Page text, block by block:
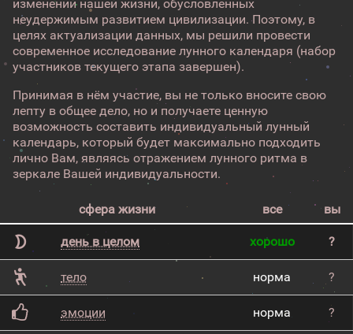
изменений нашей жизни, обусловленных
неудержимым развитием цивилизации. Поэтому, в
целях актуализации данных, мы решили провести
современное исследование лунного календаря (набор
участников текущего этапа завершен).
Принимая в нём участие, вы не только вносите свою
лепту в общее дело, но и получаете ценную
возможность составить индивидуальный лунный
календарь, который будет максимально подходить
лично Вам, являясь отражением лунного ритма в
зеркале Вашей индивидуальности.
сфера жизни все вы
день в целом хорошо ?
тело норма ?
эмоции норма ?